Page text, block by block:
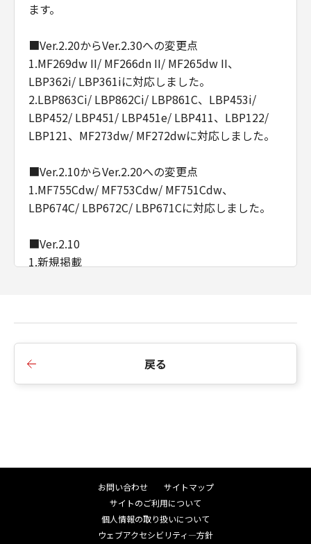
ます。
■Ver.2.20からVer.2.30への変更点
1.MF269dw II/ MF266dn II/ MF265dw II、
LBP362i/ LBP361iに対応しました。
2.LBP863Ci/ LBP862Ci/ LBP861C、LBP453i/
LBP452/ LBP451/ LBP451e/ LBP411、LBP122/
LBP121、MF273dw/ MF272dwに対応しました。
■Ver.2.10からVer.2.20への変更点
1.MF755Cdw/ MF753Cdw/ MF751Cdw、
LBP674C/ LBP672C/ LBP671Cに対応しました。
■Ver.2.10
1.新規掲載
戻る
お問い合わせ
サイトマップ
サイトのご利用について
個人情報の取り扱いについて
ウェブアクセシビリティ―方針